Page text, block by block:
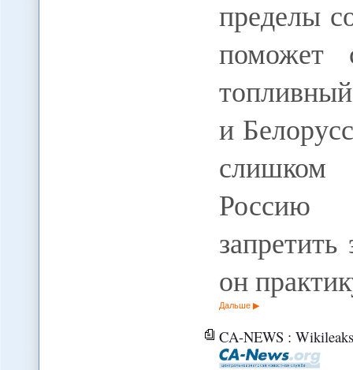
пределы
поможет
и
слишком
Россию
он
Дальше
CA-NEWS : Wikileaks: Таджикистан не